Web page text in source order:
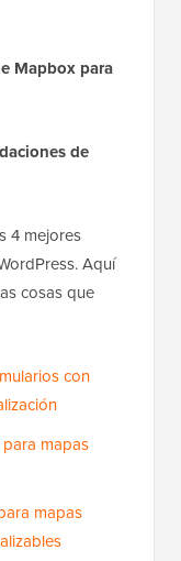
Mapbox para
de
4 mejores
Aquí
cosas que
con
mapas
mapas